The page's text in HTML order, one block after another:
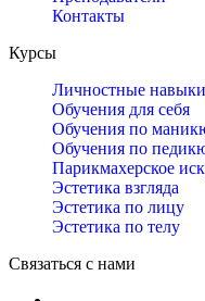
Контакты
Курсы
Личностные навыки
Обучения для себя
Обучения по
Обучения по
Парикмахерское
Эстетика взгляда
Эстетика по лицу
Эстетика по телу
Связаться с нами